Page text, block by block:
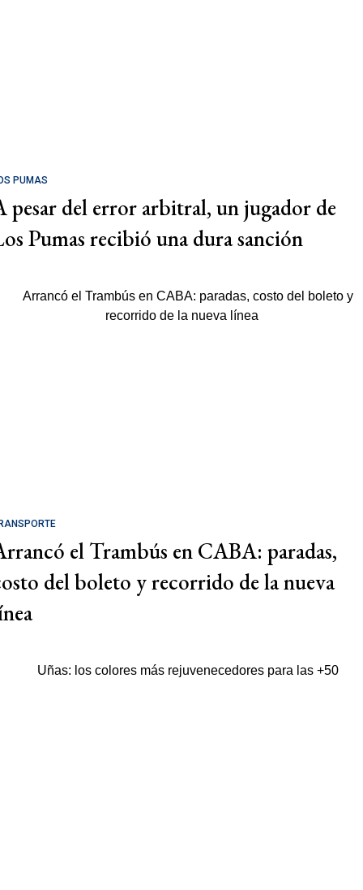
PUMAS
pesar del error arbitral, un jugador de
Pumas recibió una dura sanción
el Trambús en CABA: paradas,
del boleto y recorrido de la nueva